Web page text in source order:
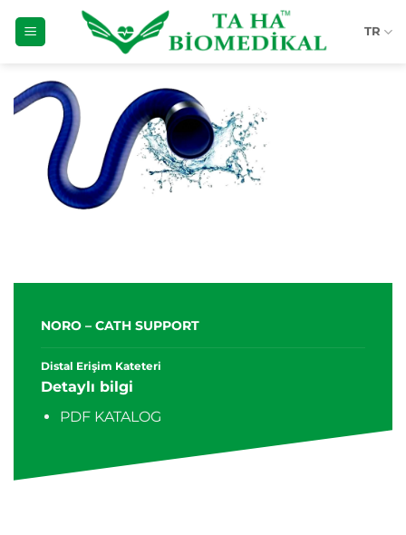
atla
TR
NORO – CATH SUPPORT
Distal Erişim Kateteri
Detaylı bilgi
PDF KATALOG